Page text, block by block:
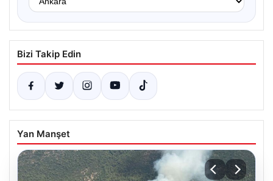
Bizi Takip Edin
Yan Manşet